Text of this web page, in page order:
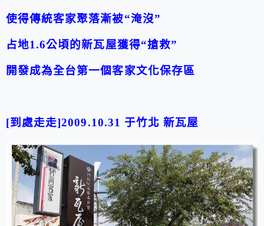
使得傳統客家聚落漸被“淹沒”
占地1.6公頃的新瓦屋獲得“搶救”
開發成為全台第一個客家文化保存區
[到處走走]2009.10.31 于竹北 新瓦屋